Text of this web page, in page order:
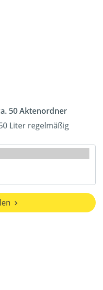
50 Aktenordner
Liter regelmäßig